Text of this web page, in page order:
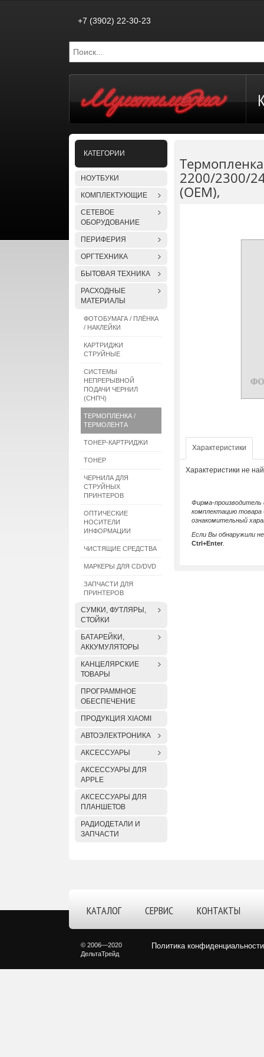
+7 (3902) 22-30-23
КАТЕГОРИИ
НОУТБУКИ
КОМПЛЕКТУЮЩИЕ
СЕТЕВОЕ
ОБОРУДОВАНИЕ
ПЕРИФЕРИЯ
ОРГТЕХНИКА
БЫТОВАЯ ТЕХНИКА
РАСХОДНЫЕ
МАТЕРИАЛЫ
ФОТОБУМАГА / ПЛЁНКА
/ НАКЛЕЙКИ
КАРТРИДЖИ
СТРУЙНЫЕ
СИСТЕМЫ
НЕПРЕРЫВНОЙ
ПОДАЧИ ЧЕРНИЛ
(СНПЧ)
ТЕРМОПЛЕНКА /
ТЕРМОЛЕНТА
ТОНЕР-КАРТРИДЖИ
ТОНЕР
ЧЕРНИЛА ДЛЯ
СТРУЙНЫХ
ПРИНТЕРОВ
ОПТИЧЕСКИЕ
НОСИТЕЛИ
ИНФОРМАЦИИ
ЧИСТЯЩИЕ СРЕДСТВА
МАРКЕРЫ ДЛЯ CD/DVD
ЗАПЧАСТИ ДЛЯ
ПРИНТЕРОВ
СУМКИ, ФУТЛЯРЫ,
СТОЙКИ
БАТАРЕЙКИ,
АККУМУЛЯТОРЫ
КАНЦЕЛЯРСКИЕ
ТОВАРЫ
ПРОГРАММНОЕ
ОБЕСПЕЧЕНИЕ
ПРОДУКЦИЯ XIAOMI
АВТОЭЛЕКТРОНИКА
АКСЕССУАРЫ
АКСЕССУАРЫ ДЛЯ
APPLE
АКСЕССУАРЫ ДЛЯ
ПЛАНШЕТОВ
РАДИОДЕТАЛИ И
ЗАПЧАСТИ
Термопленка
2200/2300/
(OEM),
Характеристики
Характеристики не
Фирма-производитель
комплектацию товара
ознакомительный
Если Вы обнаружили
Ctrl+Enter
КАТАЛОГ СЕРВИС КОНТАКТЫ
Политика конфиденциальности
© 2006—2020
ДельтаТрейд